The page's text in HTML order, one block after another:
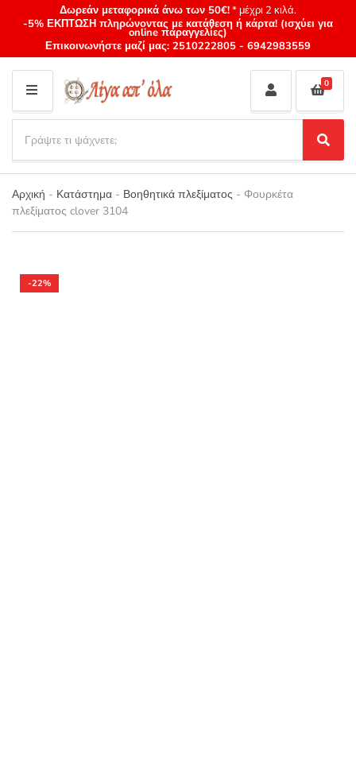
Δωρεάν μεταφορικά άνω των 50€!* μέχρι 2 κιλά.
-5% ΕΚΠΤΩΣΗ πληρώνοντας με κατάθεση ή κάρτα! (ισχύει για
online παραγγελίες)
Επικοινωνήστε μαζί μας: 2510222805 - 6942983559
M
E
N
U
Category
name
a
r
c
h
p
S
e
a
0
Αρχική - Κατάστημα - Βοηθητικά πλεξίματος - Φουρκέτα
πλεξίματος clover 3104
-22%